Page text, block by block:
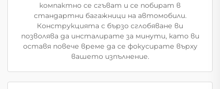
компактно се сгъват и се побират в
стандартни багажници на автомобили.
Конструкцията с бързо сглобяване ви
позволява да инсталирате за минути, като ви
оставя повече време да се фокусирате върху
вашето изпълнение.